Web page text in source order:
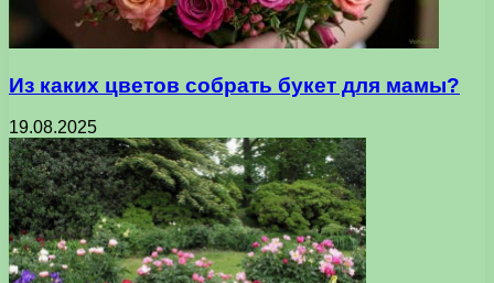
Из каких цветов собрать букет для мамы?
19.08.2025